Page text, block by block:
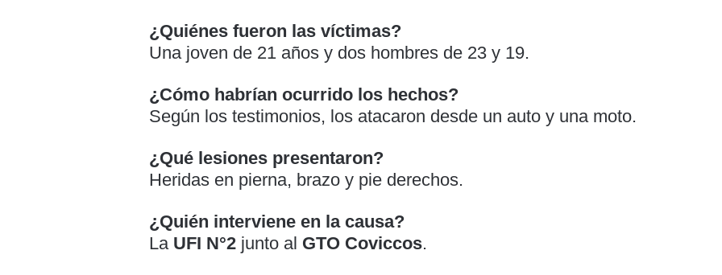
¿Quiénes fueron las víctimas?
Una joven de 21 años y dos hombres de 23 y 19.
¿Cómo habrían ocurrido los hechos?
Según los testimonios, los atacaron desde un auto y una moto.
¿Qué lesiones presentaron?
Heridas en pierna, brazo y pie derechos.
¿Quién interviene en la causa?
La UFI N°2 junto al GTO Coviccos.